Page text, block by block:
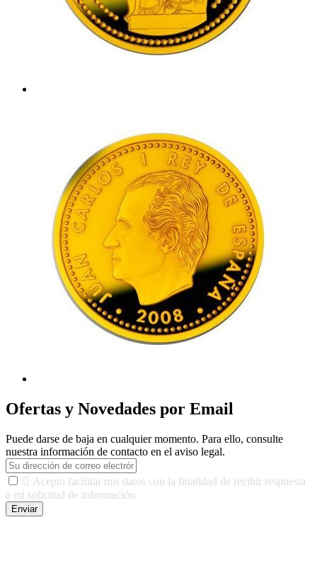
Ofertas y Novedades por Email
Puede darse de baja en cualquier momento. Para ello, consulte
nuestra información de contacto en el aviso legal.
 Acepto facilitar mis datos con la finalidad de recibir respuesta
a mi solicitud de información
Enviar